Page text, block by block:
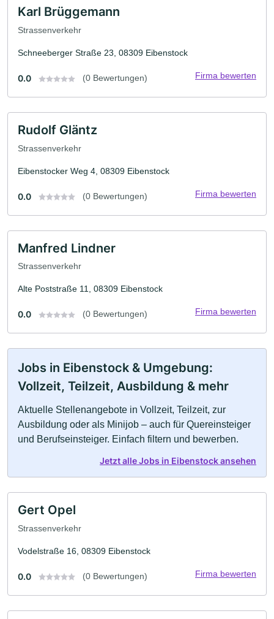
Karl Brüggemann
Strassenverkehr
Schneeberger Straße 23, 08309 Eibenstock
0.0 (0 Bewertungen) Firma bewerten
Rudolf Gläntz
Strassenverkehr
Eibenstocker Weg 4, 08309 Eibenstock
0.0 (0 Bewertungen) Firma bewerten
Manfred Lindner
Strassenverkehr
Alte Poststraße 11, 08309 Eibenstock
0.0 (0 Bewertungen) Firma bewerten
Jobs in Eibenstock & Umgebung:
Vollzeit, Teilzeit, Ausbildung & mehr
Aktuelle Stellenangebote in Vollzeit, Teilzeit, zur
Ausbildung oder als Minijob – auch für Quereinsteiger
und Berufseinsteiger. Einfach filtern und bewerben.
Jetzt alle Jobs in Eibenstock ansehen
Gert Opel
Strassenverkehr
Vodelstraße 16, 08309 Eibenstock
0.0 (0 Bewertungen) Firma bewerten